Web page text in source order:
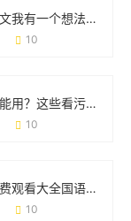
三年级作文我有一个想法300字：用创意点亮校园生活
10
不充钱也能用？这些看污污视频软件到底靠谱吗？
10
三年片免费观看大全国语第二季：剧情升级与追剧攻略
10